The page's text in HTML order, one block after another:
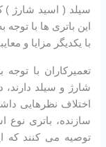
سیلد ( اسید شارژ )
این باتری ها با
با یکدیگر مزایا و
تعمیرکاران با
شارژ و سیلد
اختلاف نظرهایی
سازنده، باتری